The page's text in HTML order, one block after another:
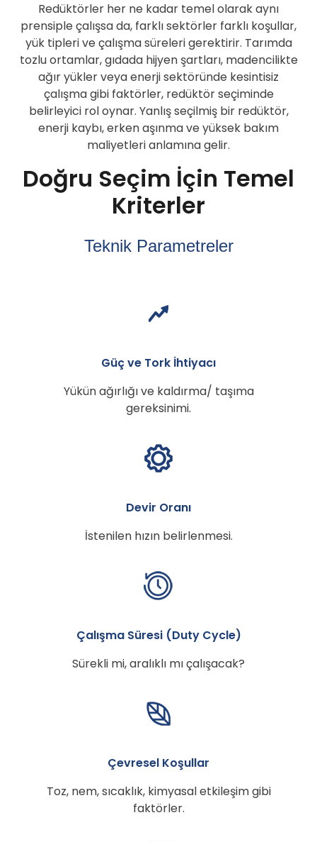
Redüktörler her ne kadar temel olarak aynı
prensiple çalışsa da, farklı sektörler farklı koşullar,
yük tipleri ve çalışma süreleri gerektirir. Tarımda
tozlu ortamlar, gıdada hijyen şartları, madencilikte
ağır yükler veya enerji sektöründe kesintisiz
çalışma gibi faktörler, redüktör seçiminde
belirleyici rol oynar. Yanlış seçilmiş bir redüktör,
enerji kaybı, erken aşınma ve yüksek bakım
maliyetleri anlamına gelir.
Doğru Seçim İçin Temel
Kriterler
Teknik Parametreler
Güç ve Tork İhtiyacı
Yükün ağırlığı ve kaldırma/ taşıma
gereksinimi.
Devir Oranı
İstenilen hızın belirlenmesi.
Çalışma Süresi (Duty Cycle)
Sürekli mi, aralıklı mı çalışacak?
Çevresel Koşullar
Toz, nem, sıcaklık, kimyasal etkileşim gibi
faktörler.